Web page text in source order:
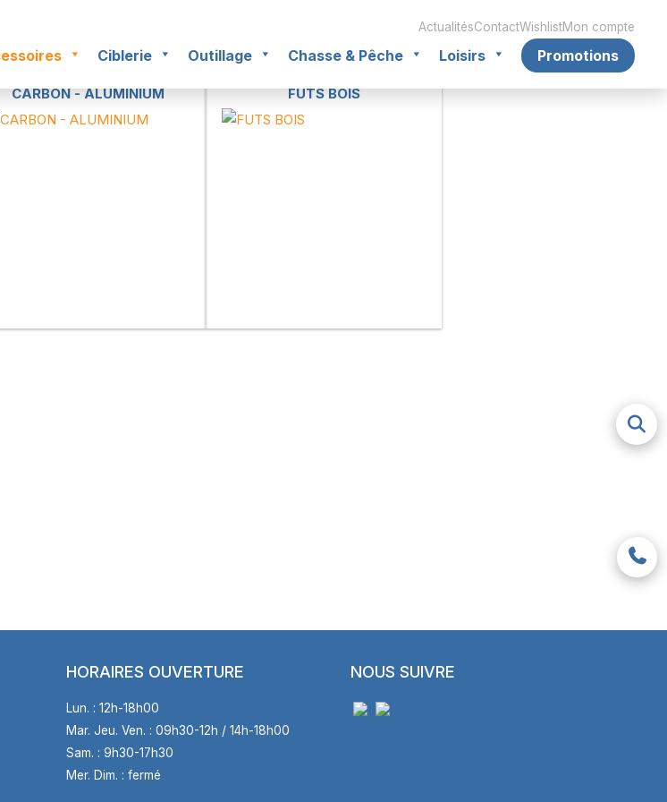
ActualitésContactWishlistMon compte
Ciblerie Outillage Chasse & Pêche Loisirs Promotions
CARBON - ALUMINIUM FUTS BOIS
HORAIRES OUVERTURE
Lun. : 12h-18h00
Mar. Jeu. Ven. : 09h30-12h / 14h-18h00
Sam. : 9h30-17h30
Mer. Dim. : fermé
NOUS SUIVRE